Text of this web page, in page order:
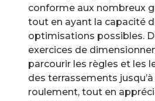
conforme aux nombreux
tout en ayant la capacité
optimisations possibles.
exercices de
parcourir les règles et les
des terrassements
roulement, tout en